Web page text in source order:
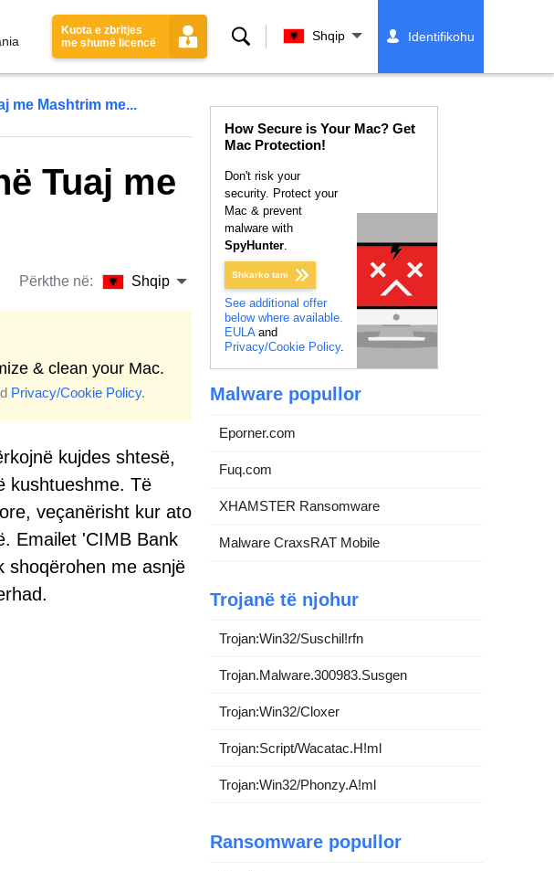
Kuota e zbritjes
me shumë licencë
Kërko Shqip Identifikohu
me Mashtrim me...
Tuaj me
Përkthe në: Shqip
& clean your Mac.
Privacy/Cookie Policy.
kujdes shtesë,
kushtueshme. Të
veçanërisht kur ato
Emailet 'CIMB Bank
shoqërohen me asnjë
How Secure is Your Mac? Get
Mac Protection!
Don't risk your
security. Protect your
Mac & prevent
malware with
SpyHunter.
Shkarko tani
See additional offer
below where available.
EULAand
Privacy/Cookie Policy.
Malware popullor
Eporner.com
Fuq.com
XHAMSTER Ransomware
Malware CraxsRAT Mobile
Trojanë të njohur
Trojan:Win32/Suschil!rfn
Trojan.Malware.300983.Susgen
Trojan:Win32/Cloxer
Trojan:Script/Wacatac.H!ml
Trojan:Win32/Phonzy.A!ml
Ransomware popullor